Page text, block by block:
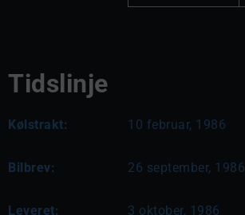
Tidslinje
Kølstrakt: 10 februar, 1986
Bilbrev: 26 september, 1986
Leveret: 3 oktober, 1986